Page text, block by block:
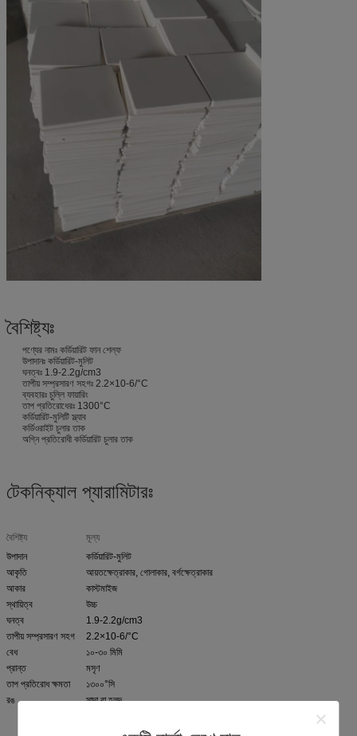
বৈশিষ্ট্যঃ
পণ্যের নামঃ কর্ডিয়ারিট ফান শেল্ফ
উপাদানঃ কর্ডিয়ারিট-মুলিট
ঘনত্বঃ 1.9-2.2g/cm3
তাপীয় সম্প্রসারণ সহগঃ 2.2×10-6/°C
ব্যবহারঃ চুল্লি ফায়ারিং
তাপ প্রতিরোধেরঃ 1300°C
কর্ডিয়ারিট-মুলিটি স্ল্যাব
কর্ডিওরাইট চুলার তাক
অগ্নি প্রতিরোধী কর্ডিয়ারিট চুলার তাক
টেকনিক্যাল প্যারামিটারঃ
বৈশিষ্ট্য
মূল্য
উপাদান
কর্ডিয়ারিট-মুলিট
আকৃতি
আয়তক্ষেত্রাকার, গোলাকার, বর্গক্ষেত্রাকার
আকার
কাস্টমাইজ
স্থায়িত্ব
উচ্চ
ঘনত্ব
1.9-2.2g/cm3
তাপীয় সম্প্রসারণ সহগ
2.2×10-6/°C
বেধ
১০-৩০ মিমি
প্রান্ত
মসৃণ
তাপ প্রতিরোধ ক্ষমতা
১৩০০°সি
রঙ
সাদা বা হলুদ